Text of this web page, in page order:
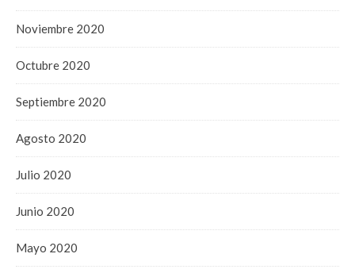
Noviembre 2020
Octubre 2020
Septiembre 2020
Agosto 2020
Julio 2020
Junio 2020
Mayo 2020